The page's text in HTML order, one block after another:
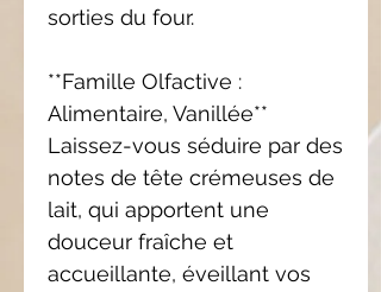
sorties du four.
**Famille Olfactive :
Alimentaire, Vanillée**
Laissez-vous séduire par des
notes de tête crémeuses de
lait, qui apportent une
douceur fraîche et
accueillante, éveillant vos